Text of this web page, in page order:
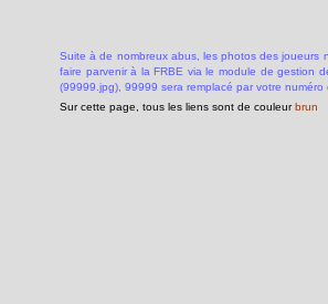
Suite à de nombreux abus, les photos des joueurs
faire parvenir à la FRBE via le module de gestion
(99999.jpg), 99999 sera remplacé par votre numéro
Sur cette page, tous les liens sont de couleurbrun